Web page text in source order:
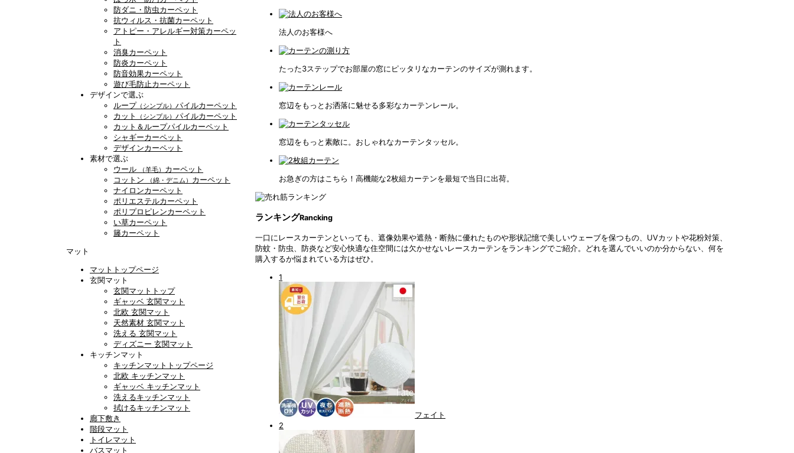
防ダニ・防虫カーペット
抗ウィルス・抗菌カーペット
アトピー・アレルギー対策カーペッ
ト
消臭カーペット
防炎カーペット
防音効果カーペット
遊び毛防止カーペット
デザインで選ぶ
ループ （シンプル） パイルカーペット
カット
（シンプル） パイルカーペット
カット＆ループパイルカーペット
シャギーカーペット
デザインカーペット
素材で選ぶ
ウール
（羊毛） カーペット
コットン
（綿・デニム） カーペット
ナイロンカーペット
ポリエステルカーペット
ポリプロピレンカーペット
い草カーペット
籐カーペット
マット
マットトップページ
玄関マット
玄関マットトップ
ギャッベ 玄関マット
北欧 玄関マット
天然素材 玄関マット
洗える 玄関マット
ディズニー 玄関マット
キッチンマット
キッチンマットトップページ
北欧 キッチンマット
ギャッベ キッチンマット
洗えるキッチンマット
拭けるキッチンマット
廊下敷き
階段マット
トイレマット
バスマット
法人のお客様へ
たった3ステップでお部屋の窓にピッタリなカーテンのサイズが測れます。
窓辺をもっとお洒落に魅せる多彩なカーテンレール。
窓辺をもっと素敵に。おしゃれなカーテンタッセル。
お急ぎの方はこちら！高機能な2枚組カーテンを最短で当日に出荷。
ランキングRancking
一口にレースカーテンといっても、遮像効果や遮熱・断熱に優れたものや形状記憶で美しいウェーブを保つもの、UVカットや花粉対策、
防蚊・防虫、防炎など安心快適な住空間には欠かせないレースカーテンをランキングでご紹介。どれを選んでいいのか分からない、何を
購入するか悩まれている方はぜひ。
1
フェイト
2